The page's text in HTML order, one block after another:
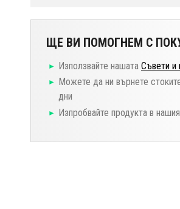
ЩЕ ВИ ПОМОГНЕМ С
Използвайте нашата Съвети
Можете да ни върнете
дни
Изпробвайте продукта в нашия